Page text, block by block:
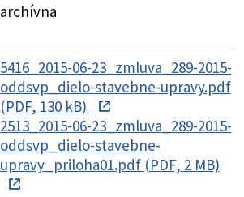
archívna
5416_2015-06-23_zmluva_289-2015-
oddsvp_dielo-stavebne-upravy.pdf
(PDF, 130 kB)
2513_2015-06-23_zmluva_289-2015-
oddsvp_dielo-stavebne-
upravy_priloha01.pdf (PDF, 2 MB)